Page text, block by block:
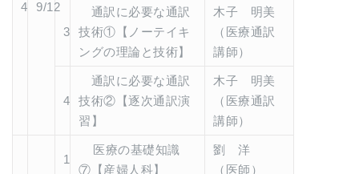
4 9/12
3
通訳に必要な通訳
技術①【ノーテイキ
ングの理論と技術】
木子 明美
（医療通訳
講師）
4
通訳に必要な通訳
技術②【逐次通訳演
習】
木子 明美
（医療通訳
講師）
1
医療の基礎知識
⑦【産婦人科】
劉 洋
（医師）